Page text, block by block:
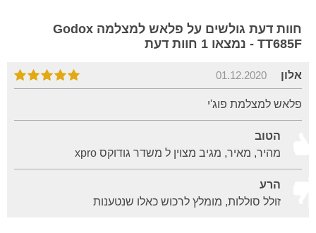
חוות דעת גולשים על פלאש למצלמה Godox
TT685F - נמצאו 1 חוות דעת
אלון 01.12.2020
פלאש למצלמת פוג'י
הטוב
מהיר, מאיר, מגיב מצוין ל משדר גודוקס xpro
הרע
זולל סוללות, מומלץ לרכוש כאלו שנטענות